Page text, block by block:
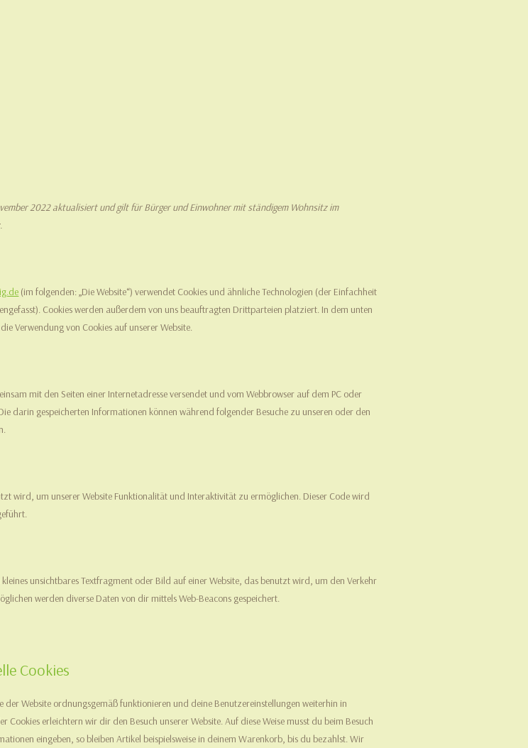
2022 aktualisiert und gilt für Bürger und Einwohner mit ständigem Wohnsitz im
(im folgenden: „Die Website“) verwendet Cookies und ähnliche Technologien (der Einfachheit
Cookies werden außerdem von uns beauftragten Drittparteien platziert. In dem unten
Verwendung von Cookies auf unserer Website.
mit den Seiten einer Internetadresse versendet und vom Webbrowser auf dem PC oder
darin gespeicherten Informationen können während folgender Besuche zu unseren oder den
wird, um unserer Website Funktionalität und Interaktivität zu ermöglichen. Dieser Code wird
kleines unsichtbares Textfragment oder Bild auf einer Website, das benutzt wird, um den Verkehr
werden diverse Daten von dir mittels Web-Beacons gespeichert.
Cookies
der Website ordnungsgemäß funktionieren und deine Benutzereinstellungen weiterhin in
Cookies erleichtern wir dir den Besuch unserer Website. Auf diese Weise musst du beim Besuch
eingeben, so bleiben Artikel beispielsweise in deinem Warenkorb, bis du bezahlst. Wir